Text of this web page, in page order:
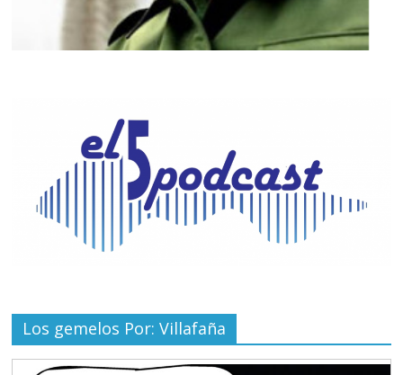
Los gemelos Por: Villafaña